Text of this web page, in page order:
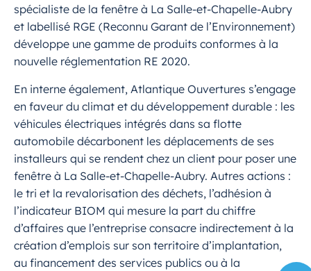
spécialiste de la fenêtre à La Salle-et-Chapelle-Aubry
et labellisé RGE (Reconnu Garant de l’Environnement)
développe une gamme de produits conformes à la
nouvelle réglementation RE 2020.
En interne également, Atlantique Ouvertures s’engage
en faveur du climat et du développement durable : les
véhicules électriques intégrés dans sa flotte
automobile décarbonent les déplacements de ses
installeurs qui se rendent chez un client pour poser une
fenêtre à La Salle-et-Chapelle-Aubry. Autres actions :
le tri et la revalorisation des déchets, l’adhésion à
l’indicateur BIOM qui mesure la part du chiffre
d’affaires que l’entreprise consacre indirectement à la
création d’emplois sur son territoire d’implantation,
au financement des services publics ou à la